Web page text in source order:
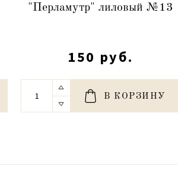
"Перламутр" лиловый №13
150 руб.
В КОРЗИНУ